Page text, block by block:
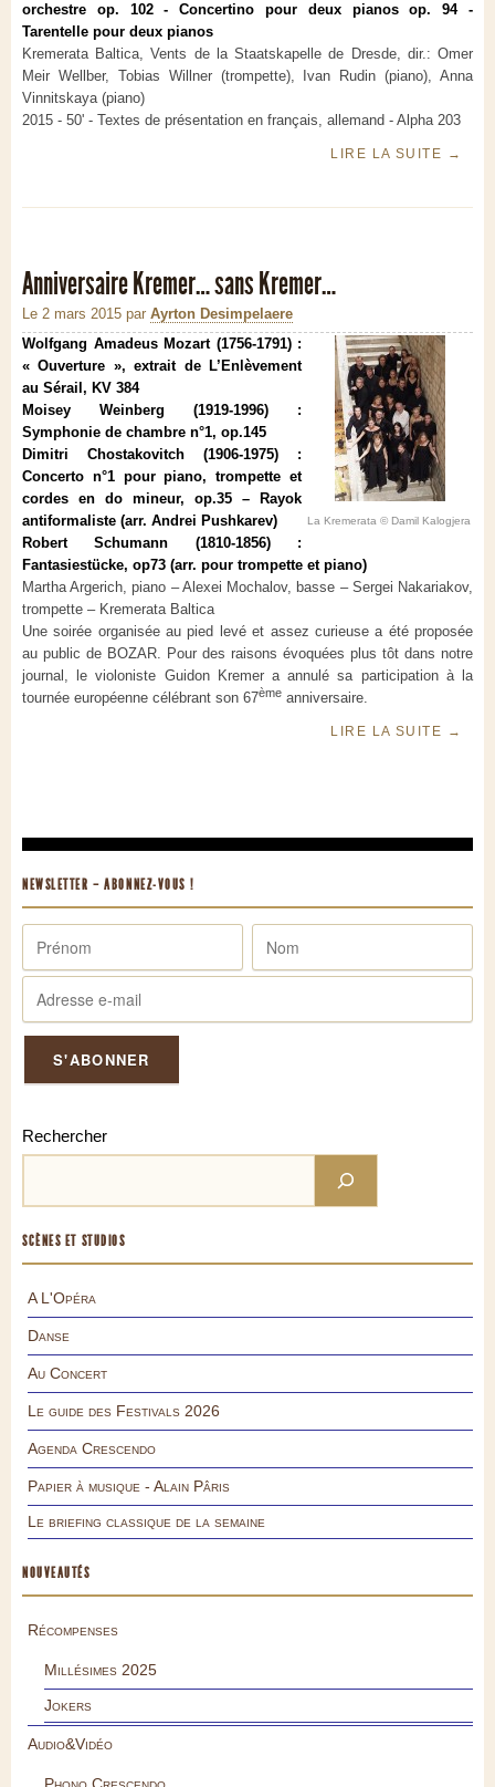
orchestre op. 102 - Concertino pour deux pianos op. 94 -
Tarentelle pour deux pianos
Kremerata Baltica, Vents de la Staatskapelle de Dresde, dir.: Omer
Meir Wellber, Tobias Willner (trompette), Ivan Rudin (piano), Anna
Vinnitskaya (piano)
2015 - 50' - Textes de présentation en français, allemand - Alpha 203
LIRE LA SUITE →
Anniversaire Kremer… sans Kremer…
Le 2 mars 2015 par Ayrton Desimpelaere
La Kremerata © Damil Kalogjera
Wolfgang Amadeus Mozart (1756-1791) :
« Ouverture », extrait de L’Enlèvement
au Sérail, KV 384
Moisey Weinberg (1919-1996) :
Symphonie de chambre n°1, op.145
Dimitri Chostakovitch (1906-1975) :
Concerto n°1 pour piano, trompette et
cordes en do mineur, op.35 – Rayok
antiformaliste (arr. Andrei Pushkarev)
Robert Schumann (1810-1856) :
Fantasiestücke, op73 (arr. pour trompette et piano)
Martha Argerich, piano – Alexei Mochalov, basse – Sergei Nakariakov,
trompette – Kremerata Baltica
Une soirée organisée au pied levé et assez curieuse a été proposée
au public de BOZAR. Pour des raisons évoquées plus tôt dans notre
journal, le violoniste Guidon Kremer a annulé sa participation à la
tournée européenne célébrant son 67ème anniversaire.
LIRE LA SUITE →
NEWSLETTER – ABONNEZ-VOUS !
Rechercher
SCÈNES ET STUDIOS
A L'Opéra
Danse
Au Concert
Le guide des Festivals 2026
Agenda Crescendo
Papier à musique - Alain Pâris
Le briefing classique de la semaine
NOUVEAUTÉS
Récompenses
Millésimes 2025
Jokers
Audio&Vidéo